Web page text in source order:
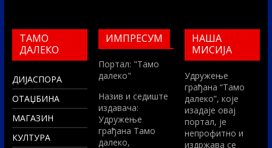
ТАМО
ДАЛЕКО
ДИЈАСПОРА
ОТАЏБИНА
МАГАЗИН
КУЛТУРА
ИМПРЕСУМ
Портал: "Тамо
далеко"
Назив и седиште
издавача:
Удружење
грађана Тамо
далеко,
НАША
МИСИЈА
Удружење
грађана “Тамо
далеко”, које
изадаје овај
портал, је
непрофитно и
издржава се